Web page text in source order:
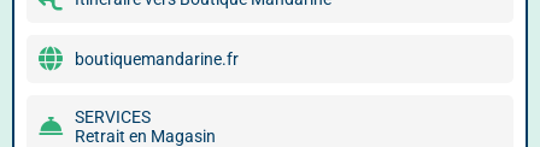
boutiquemandarine.fr
SERVICES
Retrait en Magasin